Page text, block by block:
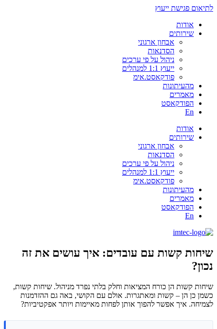
לתיאום פגישת ייעוץ
אודות
שירותים
אבחון ארגוני
הסדנאות
ניהול על פי ערכים
ייעוץ 1:1 למנהלים
פודקאסט.אימ
מהעיתונות
מאמרים
הפודקאסט
En
אודות
שירותים
אבחון ארגוני
הסדנאות
ניהול על פי ערכים
ייעוץ 1:1 למנהלים
פודקאסט.אימ
מהעיתונות
מאמרים
הפודקאסט
En
שיחות קשות עם עובדים: איך עושים את זה
נכון?
שיחות קשות הן כורח המציאות וחלק בלתי נפרד מניהול. שיחות קשות,
כשמן כן הן – קשות ומאתגרות. אולם עם הקושי, באה גם ההזדמנות
לצמיחה. איך אפשר להפוך אותן לפחות מאיימות ויותר אפקטיביות?